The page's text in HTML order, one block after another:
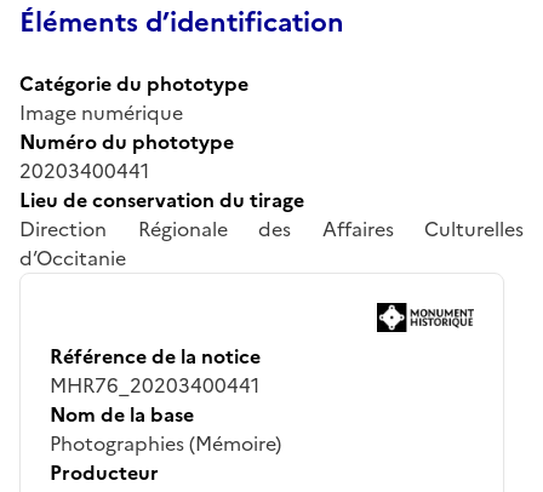
Éléments d’identification
Catégorie du phototype
Image numérique
Numéro du phototype
20203400441
Lieu de conservation du tirage
Direction Régionale des Affaires Culturelles
d’Occitanie
Référence de la notice
MHR76_20203400441
Nom de la base
Photographies (Mémoire)
Producteur